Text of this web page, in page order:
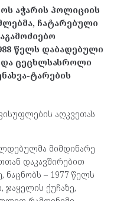
აჭარის პოლიციის
ჩატარებული
წელს დაბადებული
და ცეცხლსასროლი
ტარების
აღკვეთას
მიმდინარე
დაკავშირებით
– 1977 წელს
ჯაყელის ქუჩაზე,